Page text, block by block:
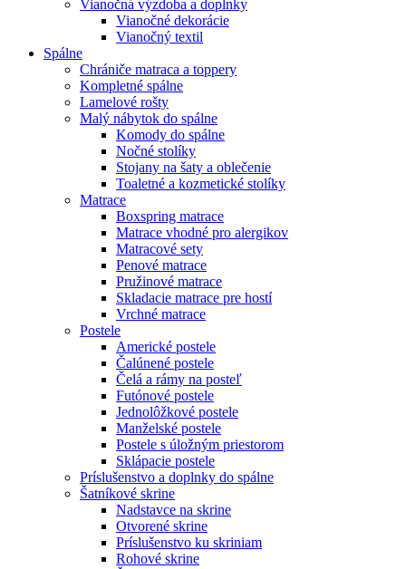
Vianočná výzdoba a doplnky
Vianočné dekorácie
Vianočný textil
Spálne
Chrániče matraca a toppery
Kompletné spálne
Lamelové rošty
Malý nábytok do spálne
Komody do spálne
Nočné stolíky
Stojany na šaty a oblečenie
Toaletné a kozmetické stolíky
Matrace
Boxspring matrace
Matrace vhodné pro alergikov
Matracové sety
Penové matrace
Pružinové matrace
Skladacie matrace pre hostí
Vrchné matrace
Postele
Americké postele
Čalúnené postele
Čelá a rámy na posteľ
Futónové postele
Jednolôžkové postele
Manželské postele
Postele s úložným priestorom
Sklápacie postele
Príslušenstvo a doplnky do spálne
Šatníkové skrine
Nadstavce na skrine
Otvorené skrine
Príslušenstvo ku skriniam
Rohové skrine